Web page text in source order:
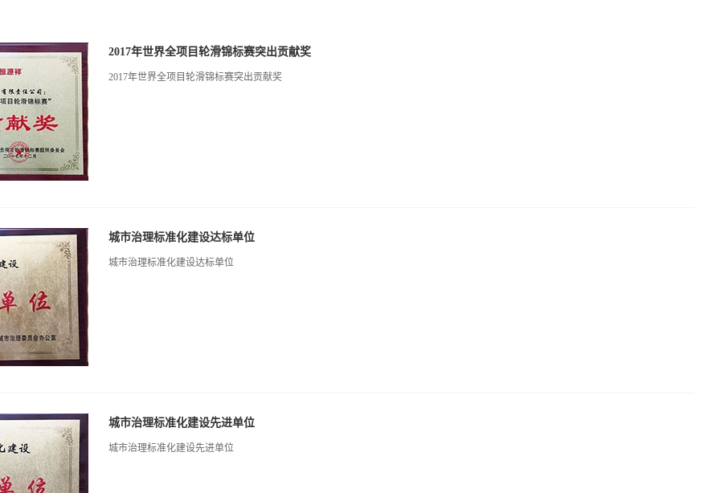
2017年世界全项目轮滑锦标赛突出贡献奖
2017年世界全项目轮滑锦标赛突出贡献奖
城市治理标准化建设达标单位
城市治理标准化建设达标单位
城市治理标准化建设先进单位
城市治理标准化建设先进单位